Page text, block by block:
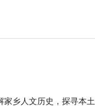
家乡人文历史，探寻本